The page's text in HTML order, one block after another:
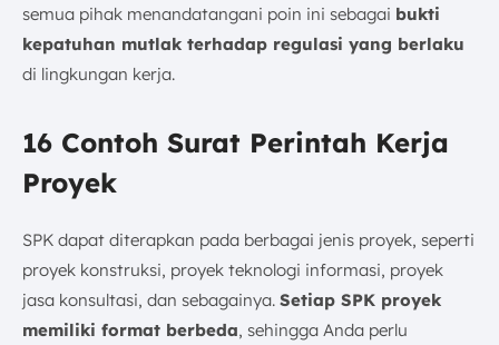
semua pihak menandatangani poin ini sebagai bukti
kepatuhan mutlak terhadap regulasi yang berlaku
di lingkungan kerja.
16 Contoh Surat Perintah Kerja
Proyek
SPK dapat diterapkan pada berbagai jenis proyek, seperti
proyek konstruksi, proyek teknologi informasi, proyek
jasa konsultasi, dan sebagainya. Setiap SPK proyek
memiliki format berbeda, sehingga Anda perlu